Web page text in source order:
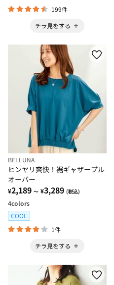
199件
チラ見をする
BELLUNA
ヒンヤリ爽快！裾ギャザープル
オーバー
¥2,189 ～ ¥3,289 (税込)
4colors
COOL
1件
チラ見をする